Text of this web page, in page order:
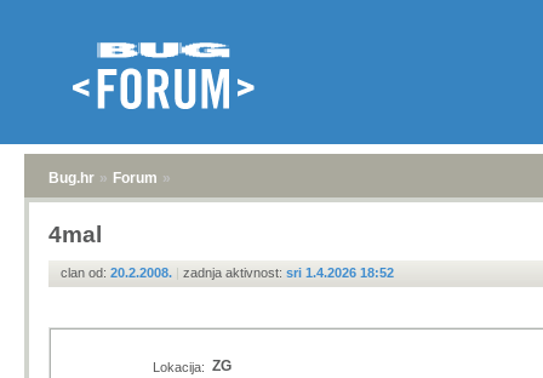
Bug.hr » Forum »
4mal
clan od: 20.2.2008. | zadnja aktivnost: sri 1.4.2026 18:52
Lokacija: ZG